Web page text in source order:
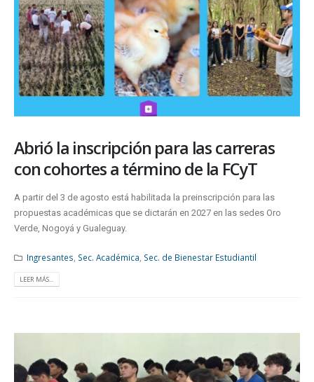
Abrió la inscripción para las carreras
con cohortes a término de la FCyT
A partir del 3 de agosto está habilitada la preinscripción para las
propuestas académicas que se dictarán en 2027 en las sedes Oro
Verde, Nogoyá y Gualeguay.
Ingresantes Sec. Académica Sec. de Bienestar Estudiantil
LEER MÁS...